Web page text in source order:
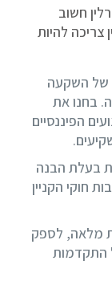
חשוב
צריכה להיות
של השקעה
בחנו את
הפיננסיים
בעלת הבנה
חוקי הקניין
מלאה, לספק
התקדמות